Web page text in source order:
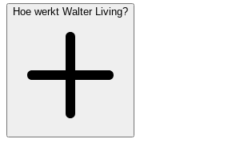
Hoe werkt Walter Living?